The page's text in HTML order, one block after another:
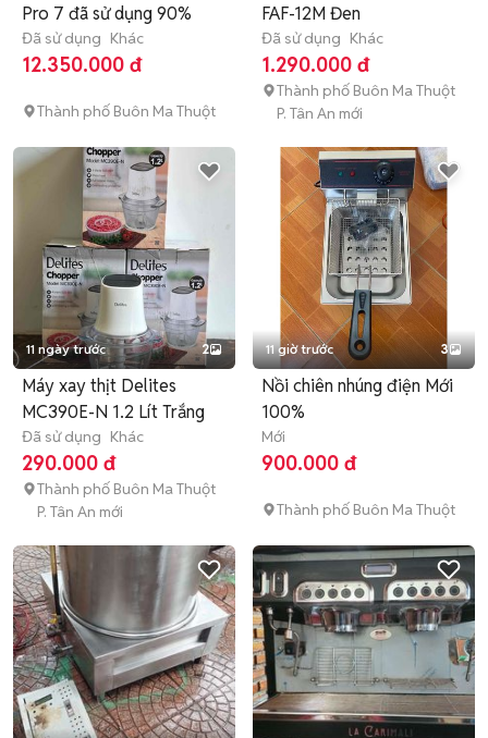
Pro 7 đã sử dụng 90%
Đã sử dụng Khác
12.350.000 đ
Thành phố Buôn Ma Thuột
FAF-12M Đen
Đã sử dụng Khác
1.290.000 đ
Thành phố Buôn Ma Thuột
P. Tân An mới
11 ngày trước 2
Máy xay thịt Delites
MC390E-N 1.2 Lít Trắng
Đã sử dụng Khác
290.000 đ
Thành phố Buôn Ma Thuột
P. Tân An mới
11 giờ trước 3
Nồi chiên nhúng điện Mới
100%
Mới
900.000 đ
Thành phố Buôn Ma Thuột